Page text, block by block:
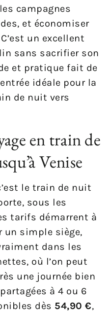
campagnes
et économiser
un excellent
sans sacrifier son
et pratique fait de
idéale pour la
de nuit vers
en train de
Venise
le train de nuit
sous les
tarifs démarrent à
un simple siège,
dans les
où l’on peut
une journée bien
à 4 ou 6
dès 54,90 €,